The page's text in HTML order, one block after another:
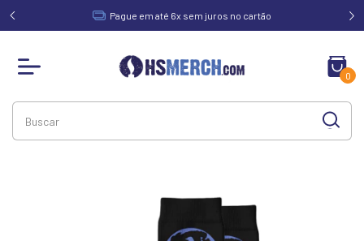
de Pague em até 6x sem juros no cartão
0